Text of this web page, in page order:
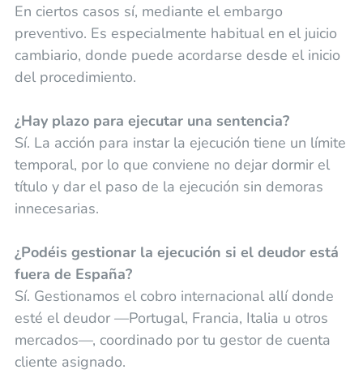
En ciertos casos sí, mediante el embargo
preventivo. Es especialmente habitual en el juicio
cambiario, donde puede acordarse desde el inicio
del procedimiento.
¿Hay plazo para ejecutar una sentencia?
Sí. La acción para instar la ejecución tiene un límite
temporal, por lo que conviene no dejar dormir el
título y dar el paso de la ejecución sin demoras
innecesarias.
¿Podéis gestionar la ejecución si el deudor está
fuera de España?
Sí. Gestionamos el cobro internacional allí donde
esté el deudor —Portugal, Francia, Italia u otros
mercados—, coordinado por tu gestor de cuenta
cliente asignado.